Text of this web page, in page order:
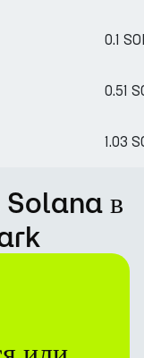
0.1
0.51
1.03
Solana в